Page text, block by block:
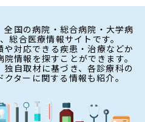
国の病院・総合病院・大学病
総合医療情報サイトです。
対応できる疾患・治療などか
情報を探すことができます。
自取材に基づき、各診療科の
ターに関する情報も紹介。